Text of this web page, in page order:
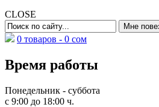
CLOSE
0 товаров - 0 сом
Время работы
Понедельник - суббота
с 9:00 до 18:00 ч.